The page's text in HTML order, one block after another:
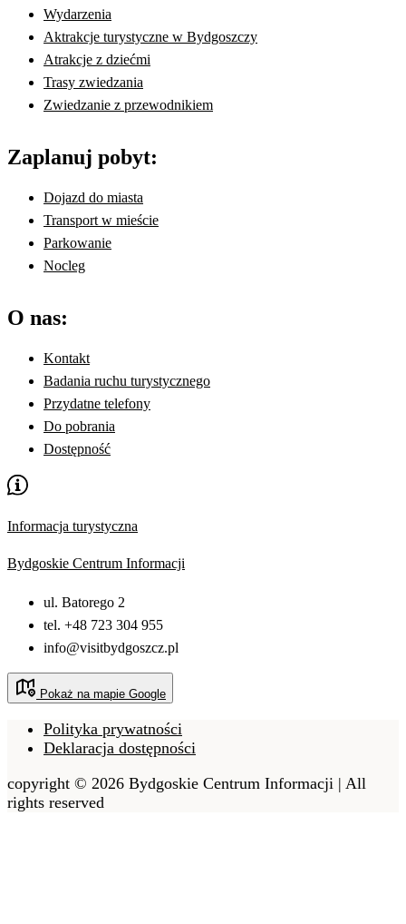
Wydarzenia
Aktrakcje turystyczne w Bydgoszczy
Atrakcje z dziećmi
Trasy zwiedzania
Zwiedzanie z przewodnikiem
Zaplanuj pobyt:
Dojazd do miasta
Transport w mieście
Parkowanie
Nocleg
O nas:
Kontakt
Badania ruchu turystycznego
Przydatne telefony
Do pobrania
Dostępność
Informacja turystyczna
Bydgoskie Centrum Informacji
ul. Batorego 2
tel. +48 723 304 955
info@visitbydgoszcz.pl
Pokaż na mapie Google
Polityka prywatności
Deklaracja dostępności
copyright © 2026 Bydgoskie Centrum Informacji | All
rights reserved